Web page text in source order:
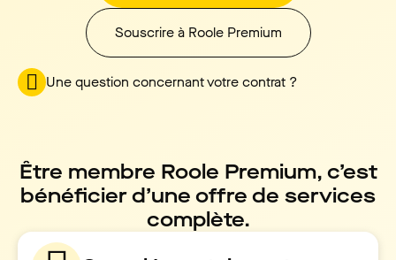
Être membre Roole Premium, c’est
bénéficier d’une offre de services
complète.
Souscrire à Roole Premium
Une question concernant votre contrat ?